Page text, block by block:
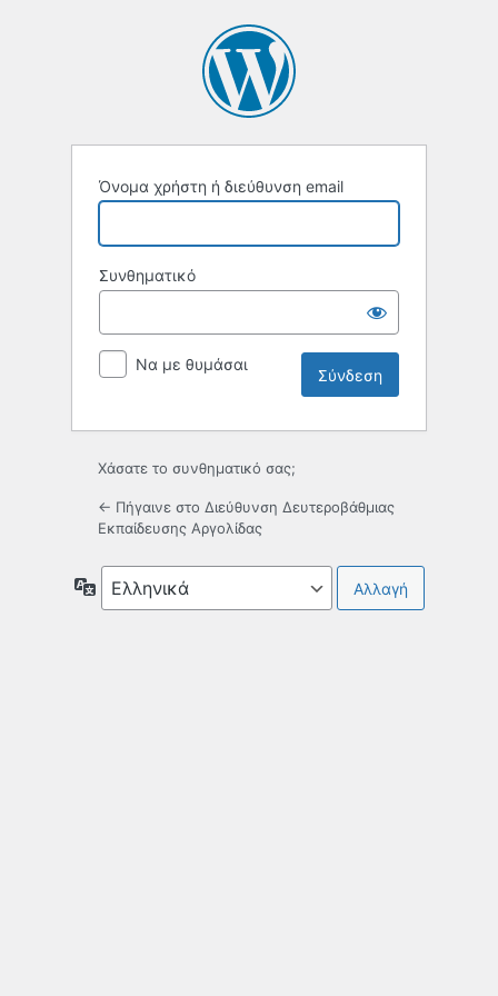
Όνομα χρήστη ή διεύθυνση email
Συνθηματικό
Να με θυμάσαι
Χάσατε το συνθηματικό σας;
← Πήγαινε στο Διεύθυνση Δευτεροβάθμιας
Εκπαίδευσης Αργολίδας
Γλώσσα